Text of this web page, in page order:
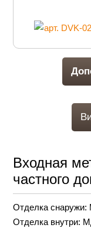
Входная
частного
Отделка снаружи:
Отделка внутри: